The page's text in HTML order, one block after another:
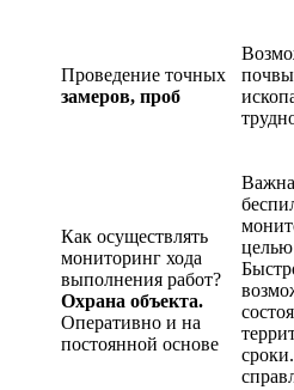
Проведение точных
замеров, проб
Как осуществлять
мониторинг хода
выполнения работ?
Охрана объекта.
Оперативно и на
постоянной основе
целью